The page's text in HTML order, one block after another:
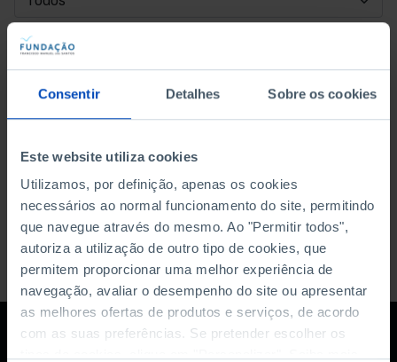
Consentir Detalhes Sobre os cookies
Este website utiliza cookies
Utilizamos, por definição, apenas os cookies
necessários ao normal funcionamento do site, permitindo
que navegue através do mesmo. Ao "Permitir todos",
autoriza a utilização de outro tipo de cookies, que
permitem proporcionar uma melhor experiência de
navegação, avaliar o desempenho do site ou apresentar
as melhores ofertas de produtos e serviços, de acordo
com as suas preferências. Se pretender escolher os
DATA DE INÍCIO
DATA DE FIM